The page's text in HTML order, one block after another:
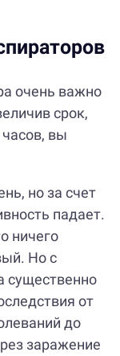
очень важно
срок,
вы
но за счет
падает.
ничего
Но с
существенно
от
до
заражение